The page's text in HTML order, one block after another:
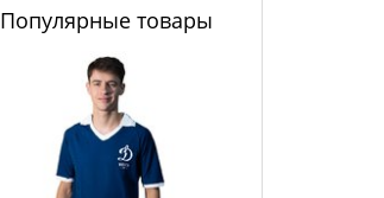
Популярные товары